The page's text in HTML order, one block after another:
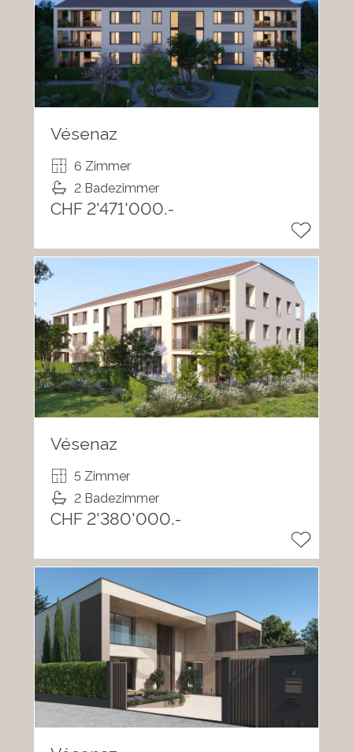
Vésenaz
6 Zimmer
2 Badezimmer
CHF 2'471'000.-
Vésenaz
5 Zimmer
2 Badezimmer
CHF 2'380'000.-